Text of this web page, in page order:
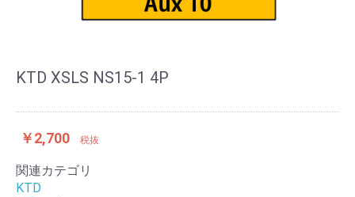
KTD XSLS NS15-1 4P
￥2,700 税抜
関連カテゴリ
KTD